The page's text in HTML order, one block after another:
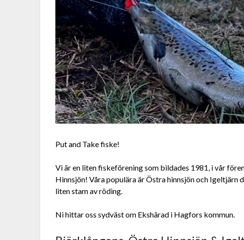
Put and Take fiske!
Vi är en liten fiskeförening som bildades 1981, i vår
Hinnsjön! Våra populära är Östra hinnsjön och Igeltjärn
liten stam av röding.
Ni hittar oss sydväst om Ekshärad i Hagfors kommun.